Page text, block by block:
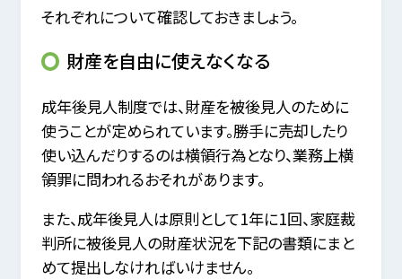
それぞれについて確認しておきましょう。
財産を自由に使えなくなる
成年後見人制度では、財産を被後見人のために
使うことが定められています。勝手に売却したり
使い込んだりするのは横領行為となり、業務上横
領罪に問われるおそれがあります。
また、成年後見人は原則として1年に1回、家庭裁
判所に被後見人の財産状況を下記の書類にまと
めて提出しなければいけません。